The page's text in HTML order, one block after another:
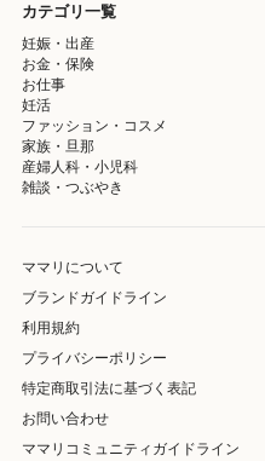
カテゴリ一覧
妊娠・出産
お金・保険
お仕事
妊活
ファッション・コスメ
家族・旦那
産婦人科・小児科
雑談・つぶやき
ママリについて
ブランドガイドライン
利用規約
プライバシーポリシー
特定商取引法に基づく表記
お問い合わせ
ママリコミュニティガイドライン